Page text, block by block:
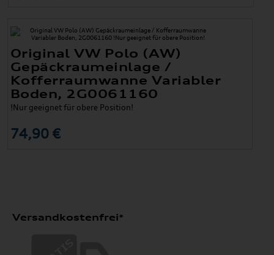
Original VW Polo (AW)
Gepäckraumeinlage /
Kofferraumwanne Variabler
Boden, 2G0061160
!Nur geeignet für obere Position!
74,90 €
Versandkostenfrei*